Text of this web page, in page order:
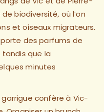
biodiversité, où l’on
et oiseaux migrateurs.
des parfums de
que la
minutes
confère à Vic-